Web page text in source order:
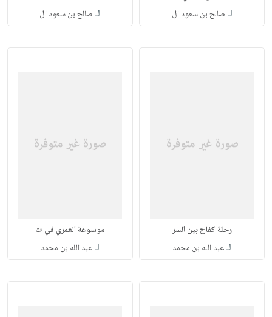
لـ صالح بن سعود ال لـ صالح بن سعود ال
رحلة كفاح بين السر
لـعبد الله بن محمد
موسوعة العمري في ت
لـعبد الله بن محمد